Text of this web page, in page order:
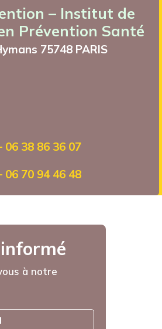
– Institut de
Prévention Santé
75748 PARIS
06 38 86 36 07
06 70 94 46 48
à notre